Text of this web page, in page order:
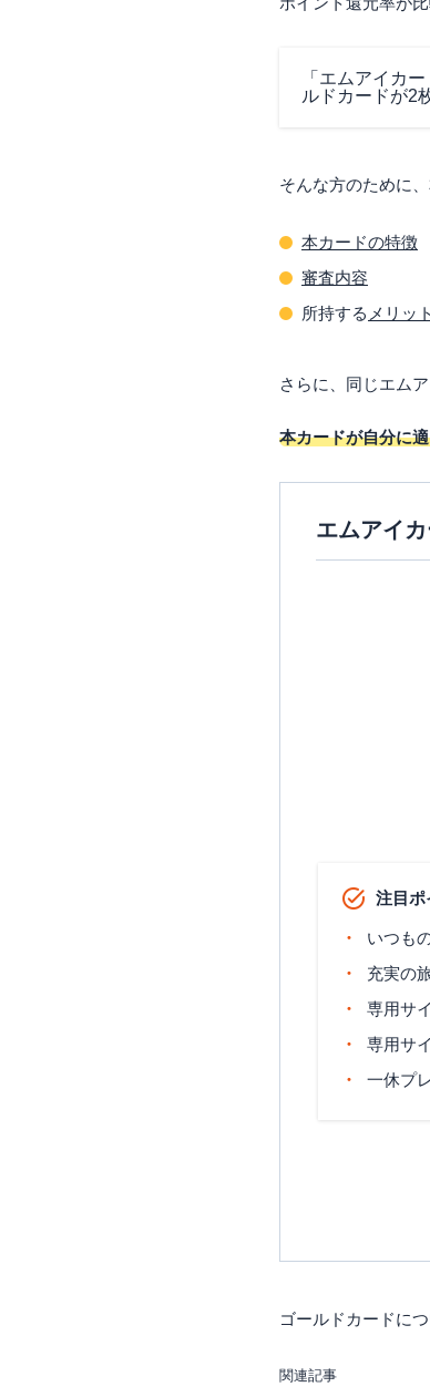
「エムアイカ
ルドカードが2
そんな方のために、
本カードの特徴
審査内容
所持する メリット
さらに、同じエム
本カードが自分に
エムアイ
注目ポ
いつも
充実の
専用サ
専用サ
一休プ
ゴールドカードに
関連記事